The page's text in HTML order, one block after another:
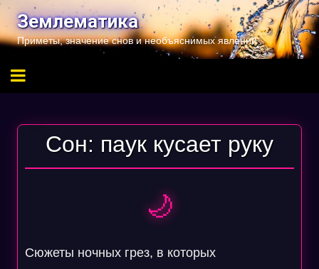
Перейти
содержимому
Землематика
Приметы, значение снов и необъяснимых явлений
Сон: паук кусает руку
🌙
Сюжеты ночных грез, в которых